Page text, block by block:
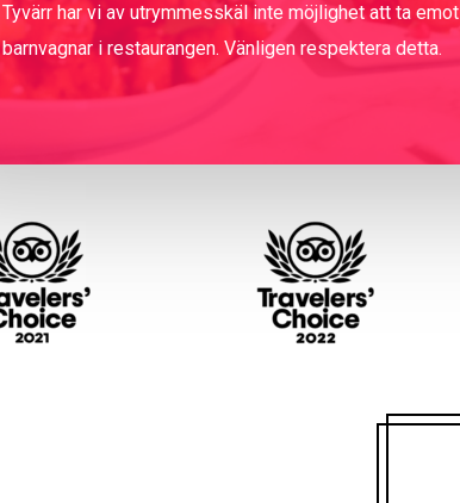
Tyvärr har vi av utrymmesskäl inte möjlighet att ta emot
barnvagnar i restaurangen. Vänligen respektera detta.